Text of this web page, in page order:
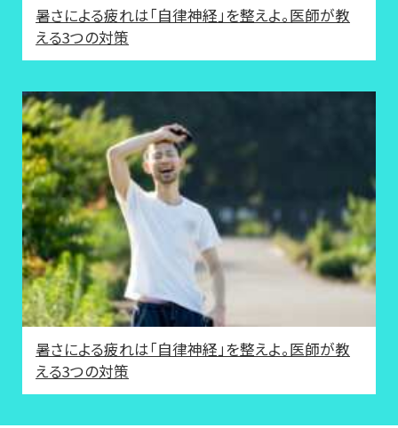
暑さによる疲れは「自律神経」を整えよ。医師が教
える3つの対策
暑さによる疲れは「自律神経」を整えよ。医師が教
える3つの対策